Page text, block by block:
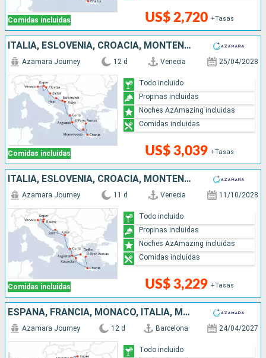
Comidas incluidas US$ 2,720 +Tasas
ITALIA, ESLOVENIA, CROACIA, MONTENEGRO, GRECIA
Comidas incluidas
Azamara Journey 12 d Venecia 25/04/2028
US$ 3,039 +Tasas
Todo incluido
Propinas incluidas
Noches AzAmazing incluidas
Comidas incluidas
ITALIA, ESLOVENIA, CROACIA, MONTENEGRO, GRECIA
Comidas incluidas
Azamara Journey 11 d Venecia 11/10/2028
US$ 3,229 +Tasas
Todo incluido
Propinas incluidas
Noches AzAmazing incluidas
Comidas incluidas
ESPAÑA, FRANCIA, MONACO, ITALIA, MONTENEGRO, CROACIA, ESLOVENIA
Azamara Journey 12 d Barcelona 24/04/2027
Todo incluido